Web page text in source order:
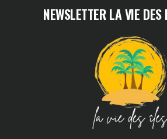
NEWSLETTER LA VIE DES